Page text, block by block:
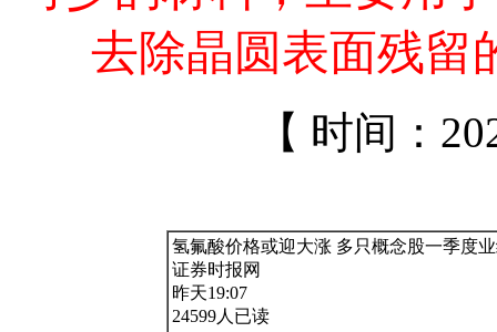
去除晶圆表面残留
【 时间：
氢氟酸价格或迎大涨 多只概念股一季度
证券时报网
昨天19:07
24599人已读